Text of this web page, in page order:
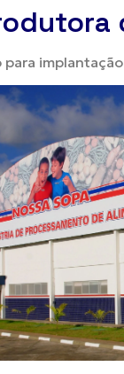
para